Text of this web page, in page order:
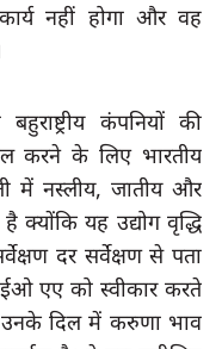
नहीं होगा और वह
कंपनियों की
करने के लिए भारतीय
में नस्लीय, जातीय और
क्योंकि यह उद्योग वृद्धि
दर सर्वेक्षण से पता
एए को स्वीकार करते
उनके दिल में करुणा भाव